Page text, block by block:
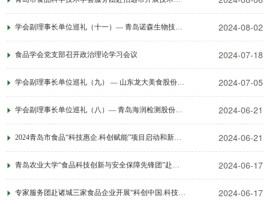
学会副理事长单位巡礼（十一）— 青岛诺森生物技术有限责任公司 2024-08-02
食品学会党支部召开政治理论学习会议 2024-07-18
学会副理事长单位巡礼（九） — 山东龙大美食股份有限公司 2024-07-05
学会副理事长单位巡礼（八）— 青岛海润检测股份有限公司 2024-06-21
2024青岛市食品“科技惠企.科创赋能”项目启动和新质技术成果交流会在城阳召开 2024-06-21
青岛农业大学“食品科技创新与安全保障先锋团”赴潍坊开展科普服务活动 2024-06-17
专家服务团赴诸城三家食品企业开展“科创中国.科技赋能” 科技服务活动 2024-06-17